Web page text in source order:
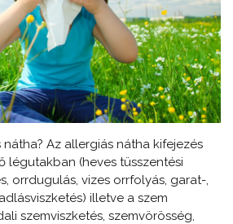
Az allergiás nátha kifejezés
légutakban (heves tüsszentési
orrdugulás, vizes orrfolyás, garat-,
illetve a szem
szemviszketés, szemvörösség,